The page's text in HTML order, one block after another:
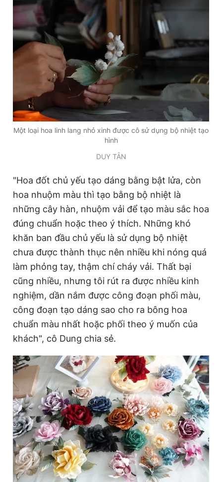
Một loại hoa linh lang nhỏ xinh được cô sử dụng bộ nhiệt tạo
hình
DUY TÂN
"Hoa đốt chủ yếu tạo dáng bằng bật lửa, còn
hoa nhuộm màu thì tạo bằng bộ nhiệt là
những cây hàn, nhuộm vải để tạo màu sắc hoa
đúng chuẩn hoặc theo ý thích. Những khó
khăn ban đầu chủ yếu là sử dụng bộ nhiệt
chưa được thành thục nên nhiều khi nóng quá
làm phỏng tay, thậm chí cháy vải. Thất bại
cũng nhiều, nhưng tôi rút ra được nhiều kinh
nghiệm, dần nắm được công đoạn phối màu,
công đoạn tạo dáng sao cho ra bông hoa
chuẩn màu nhất hoặc phối theo ý muốn của
khách", cô Dung chia sẻ.